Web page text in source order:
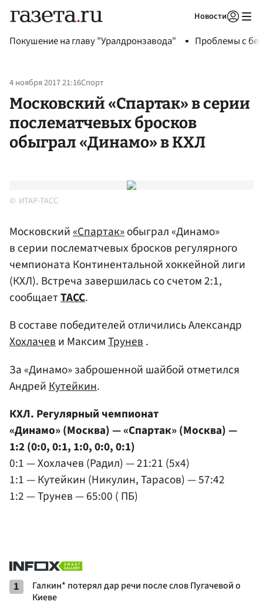
Новости
Покушение на главу "Уралдронзавода" Проблемы с
4 ноября 2017 21:16Спорт
Московский «Спартак» в серии
послематчевых бросков
обыграл «Динамо» в КХЛ
ИТАР-ТАСС
Московский«Спартак»обыграл «Динамо»
в серии послематчевых бросков регулярного
чемпионата Континентальной хоккейной лиги
(КХЛ). Встреча завершилась со счетом 2:1,
сообщаетТАСС.
В составе победителей отличились Александр
Хохлачеви МаксимТрунев.
За «Динамо» заброшенной шайбой отметился
Андрей Кутейкин.
КХЛ. Регулярный чемпионат
«Динамо» (Москва) — «Спартак» (Москва) —
1:2 (0:0, 0:1, 1:0, 0:0, 0:1)
0:1 — Хохлачев (Радил) — 21:21 (5x4)
1:1 — Кутейкин (Никулин, Тарасов) — 57:42
1:2 — Трунев — 65:00 ( ПБ)
1
Галкин* потерял дар речи после слов Пугачевой о
Киеве